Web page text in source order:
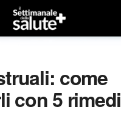
come
con 5 rimedi